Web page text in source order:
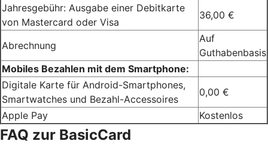
Jahresgebühr: Ausgabe einer Debitkarte
von Mastercard oder Visa
36,00 €
Abrechnung
Auf
Guthabenbasis
Mobiles Bezahlen mit dem Smartphone:
Digitale Karte für Android-Smartphones,
Smartwatches und Bezahl-Accessoires
0,00 €
Apple Pay
Kostenlos
FAQ zur BasicCard